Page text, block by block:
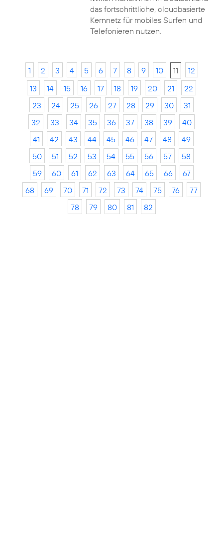
das fortschrittliche, cloudbasierte
Kernnetz für mobiles Surfen und
Telefonieren nutzen.
1 2 3 4 5 6 7 8 9 10 11
12
13
14 15 16 17 18 19 20 21
22
23
24 25 26 27 28 29 30
31
32
33 34 35 36 37 38 39
40
41
42 43 44 45 46 47 48
49
50
51 52 53 54 55 56 57
58
59
60 61 62 63 64 65 66
67
68
69 70 71 72 73 74 75 76
77
78
79 80 81 82